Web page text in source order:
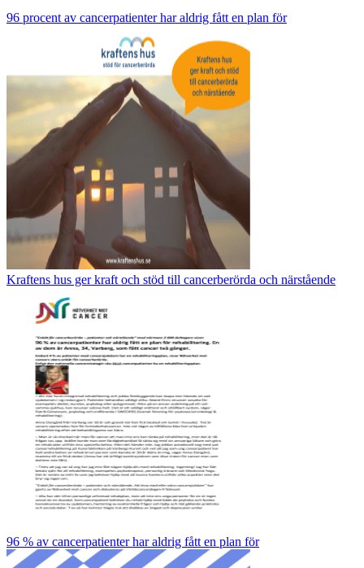
96 procent av cancerpatienter har aldrig fått en plan för
Kraftens hus ger kraft och stöd till cancerberörda och närstående
96 % av cancerpatienter har aldrig fått en plan för